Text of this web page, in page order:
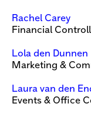
Rachel Carey
Financial
Lola den Dunnen
Marketing &
Laura van den
​Events & Office